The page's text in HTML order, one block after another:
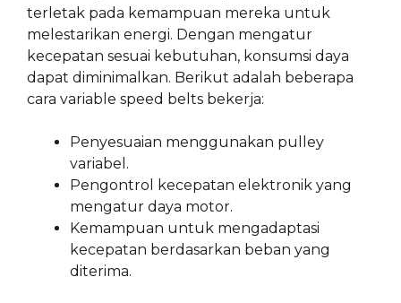
terletak pada kemampuan mereka untuk
melestarikan energi. Dengan mengatur
kecepatan sesuai kebutuhan, konsumsi daya
dapat diminimalkan. Berikut adalah beberapa
cara variable speed belts bekerja:
Penyesuaian menggunakan pulley
variabel.
Pengontrol kecepatan elektronik yang
mengatur daya motor.
Kemampuan untuk mengadaptasi
kecepatan berdasarkan beban yang
diterima.